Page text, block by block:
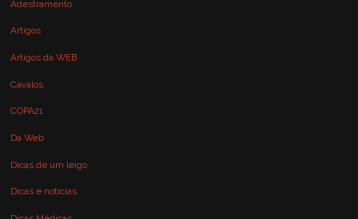
Adestramento
Artigos
Artigos da WEB
Cavalos
COPA21
Da Web
Dicas de um leigo
Dicas e notícias